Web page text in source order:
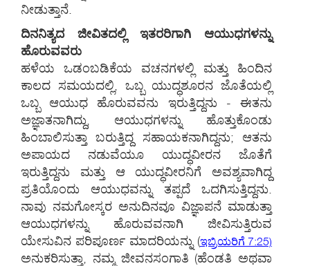
ನೀಡುತ್ತಾನೆ.
ದಿನನಿತ್ಯದ ಜೀವಿತದಲ್ಲಿ ಇತರರಿಗಾಗಿ ಆಯುಧಗಳನ್ನು
ಹೊರುವವರು
ಹಳೆಯ ಒಡಂಬಡಿಕೆಯ ವಚನಗಳಲ್ಲಿ ಮತ್ತು ಹಿಂದಿನ
ಕಾಲದ ಸಮಯದಲ್ಲಿ, ಒಬ್ಬ ಯುದ್ಧಶೂರನ ಜೊತೆಯಲ್ಲಿ
ಒಬ್ಬ ಆಯುಧ ಹೊರುವವನು ಇರುತ್ತಿದ್ದನು - ಈತನು
ಅಜ್ಞಾತನಾಗಿದ್ದು, ಆಯುಧಗಳನ್ನು ಹೊತ್ತುಕೊಂಡು
ಹಿಂಬಾಲಿಸುತ್ತಾ ಬರುತ್ತಿದ್ದ ಸಹಾಯಕನಾಗಿದ್ದನು; ಆತನು
ಅಪಾಯದ ನಡುವೆಯೂ ಯುದ್ಧವೀರನ ಜೊತೆಗೆ
ಇರುತ್ತಿದ್ದನು ಮತ್ತು ಆ ಯುದ್ಧವೀರನಿಗೆ ಅವಶ್ಯವಾಗಿದ್ದ
ಪ್ರತಿಯೊಂದು ಆಯುಧವನ್ನು ತಪ್ಪದೆ ಒದಗಿಸುತ್ತಿದ್ದನು.
ನಾವು ನಮಗೋಸ್ಕರ ಅನುದಿನವೂ ವಿಜ್ಞಾಪನೆ ಮಾಡುತ್ತಾ
ಆಯುಧಗಳನ್ನು ಹೊರುವವನಾಗಿ ಜೀವಿಸುತ್ತಿರುವ
ಯೇಸುವಿನ ಪರಿಪೂರ್ಣ ಮಾದರಿಯನ್ನು (ಇಬ್ರಿಯರಿಗೆ 7:25)
ಅನುಕರಿಸುತ್ತಾ, ನಮ್ಮ ಜೀವನಸಂಗಾತಿ (ಹೆಂಡತಿ ಅಥವಾ